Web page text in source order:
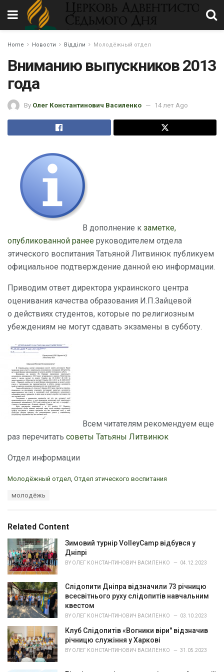
Home Новости Відділи Молодёжный отдел
Вниманию выпускников 2013
года
By Олег Константинович Василенко 14 лет Ago
В дополнение к заметке,
опубликованной ранее руководителем отдела
этического воспитания Татьяной Литвинюк публикуем
официальное подтверждение данной ею информации.
Приводим ответ директора украинского центра
оценивания качества образования И.П.Зайцевой
о действиях студентов, которые по религиозным
убеждениям не могут сдавать экзамены в субботу.
Всем читателям рекомендуем еще
раз перечитать советы Татьяны Литвинюк
Отдел информации
C
o
e
s
:
Молодёжный отдел Отдел этического воспитания
:
молодёжь
Related Content
Зимовий турнір VolleyCamp відбувся у
Дніпрі
BY ОЛЕГ КОНСТАНТИНОВИЧ ВАСИЛЕНКО 04.12.2023
Слідопити Дніпра відзначили 73 річницю
всесвітнього руху слідопитів навчальним
квестом
BY ОЛЕГ КОНСТАНТИНОВИЧ ВАСИЛЕНКО 03.10.2023
Клуб Слідопитів «Вогники віри" відзначив
річницю служіння у Харкові
BY ОЛЕГ КОНСТАНТИНОВИЧ ВАСИЛЕНКО 31.05.2023